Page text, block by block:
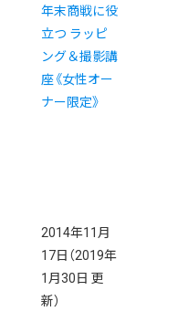
年末商戦に役
立つ ラッピ
ング＆撮影講
座《女性オー
ナー限定》
2014年11月
17日 （2019年
1月30日 更
新）